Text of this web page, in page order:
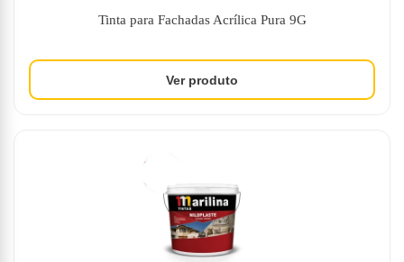
Tinta para Fachadas Acrílica Pura 9G